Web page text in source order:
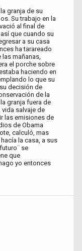
granja de su
Su trabajo en la
al final de
que cuando su
a su casa
ha tarareado
las mañanas,
el porche sobre
haciendo en
lo que su
decisión de
de la
granja fuera de
salvaje de
las emisiones de
de Obama
calculó, mas
la casa, a sus
se
que
yo entonces